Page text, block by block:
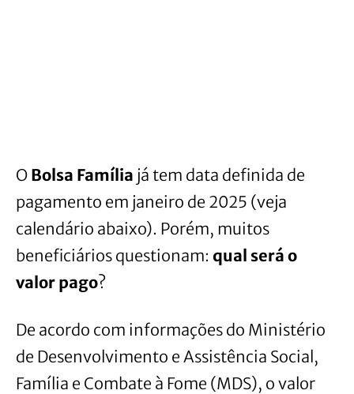
O Bolsa Família já tem data definida de
pagamento em janeiro de 2025 (veja
calendário abaixo). Porém, muitos
beneficiários questionam: qual será o
valor pago?
De acordo com informações do Ministério
de Desenvolvimento e Assistência Social,
Família e Combate à Fome (MDS), o valor